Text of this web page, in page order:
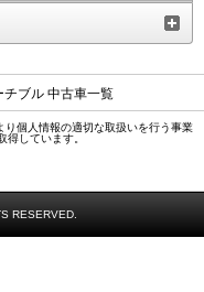
ブル 中古車一覧
り個人情報の適切な取扱いを行う事業
しています。
RESERVED.